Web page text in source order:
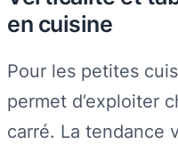
en cuisine
Pour les petites
permet d’exploiter
carré. La tendance